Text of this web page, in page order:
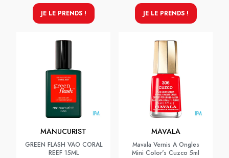
JE LE PRENDS ! JE LE PRENDS !
MANUCURIST
GREEN FLASH VAO CORAL
REEF 15ML
MAVALA
Mavala Vernis A Ongles
Mini Color's Cuzco 5ml